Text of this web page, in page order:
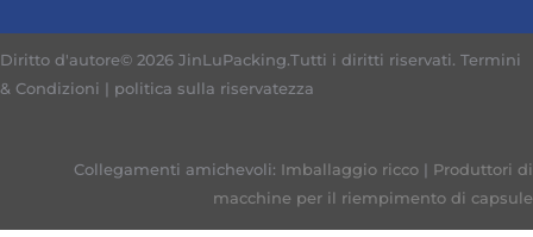
Diritto d'autore© 2026 JinLuPacking.Tutti i diritti riservati. Termini
& Condizioni | politica sulla riservatezza
Collegamenti amichevoli: Imballaggio ricco | Produttori di
macchine per il riempimento di capsule